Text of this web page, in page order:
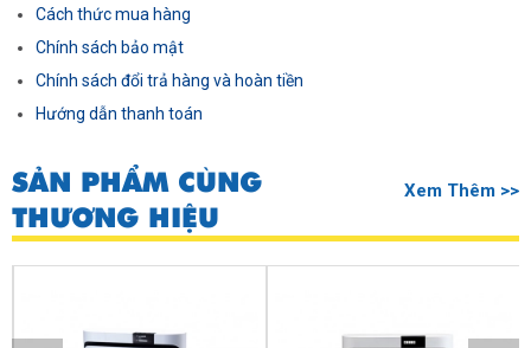
Cách thức mua hàng
Chính sách bảo mật
Chính sách đổi trả hàng và hoàn tiền
Hướng dẫn thanh toán
SẢN PHẨM CÙNG
THƯƠNG HIỆU
Xem Thêm >>